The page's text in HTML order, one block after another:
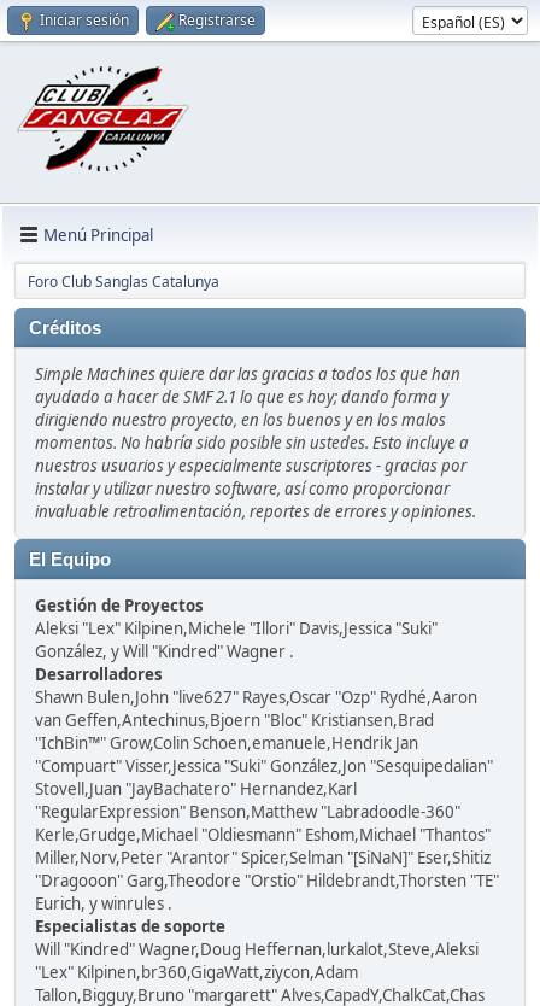
Iniciar sesión Registrarse
Menú Principal
Foro Club Sanglas Catalunya
Créditos
Simple Machines quiere dar las gracias a todos los que han
ayudado a hacer de SMF 2.1 lo que es hoy; dando forma y
dirigiendo nuestro proyecto, en los buenos y en los malos
momentos. No habría sido posible sin ustedes. Esto incluye a
nuestros usuarios y especialmente suscriptores - gracias por
instalar y utilizar nuestro software, así como proporcionar
invaluable retroalimentación, reportes de errores y opiniones.
El Equipo
Gestión de Proyectos
Aleksi "Lex" Kilpinen,Michele "Illori" Davis,Jessica "Suki"
González, y Will "Kindred" Wagner .
Desarrolladores
Shawn Bulen,John "live627" Rayes,Oscar "Ozp" Rydhé,Aaron
van Geffen,Antechinus,Bjoern "Bloc" Kristiansen,Brad
"IchBin™" Grow,Colin Schoen,emanuele,Hendrik Jan
"Compuart" Visser,Jessica "Suki" González,Jon "Sesquipedalian"
Stovell,Juan "JayBachatero" Hernandez,Karl
"RegularExpression" Benson,Matthew "Labradoodle-360"
Kerle,Grudge,Michael "Oldiesmann" Eshom,Michael "Thantos"
Miller,Norv,Peter "Arantor" Spicer,Selman "[SiNaN]" Eser,Shitiz
"Dragooon" Garg,Theodore "Orstio" Hildebrandt,Thorsten "TE"
Eurich, y winrules .
Especialistas de soporte
Will "Kindred" Wagner,Doug Heffernan,lurkalot,Steve,Aleksi
"Lex" Kilpinen,br360,GigaWatt,ziycon,Adam
Tallon,Bigguy,Bruno "margarett" Alves,CapadY,ChalkCat,Chas